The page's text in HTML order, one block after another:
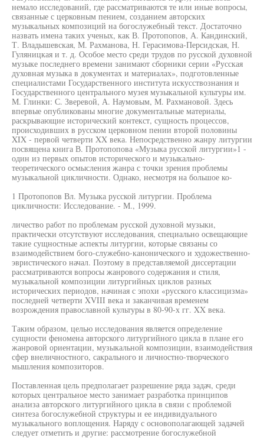
немало исследований, где рассматриваются те или иные вопросы,
связанные с церковным пением, созданием авторских
музыкальных композиций на богослужебный текст. Достаточно
назвать имена таких ученых, как В. Протопопов, А. Кандинский,
Т. Владышевская, М. Рахманова, Н. Герасимова-Персидская, Н.
Гуляницкая и т. д. Особое место среди трудов по русской духовной
музыке последнего времени занимают сборники серии «Русская
духовная музыка в документах и материалах», подготовленные
специалистами Государственного института искусствознания и
Государственного центрального музея музыкальной культуры им.
М. Глинки: С. Зверевой, А. Наумовым, М. Рахмановой. Здесь
впервые опубликованы многие документальные материалы,
раскрывающие исторический контекст, сущность процессов,
происходивших в русском церковном пении второй половины
XIX - первой четверти XX века. Непосредственно жанру литургии
посвящена книга В. Протопопова «Музыка русской литургии»1 -
один из первых опытов исторического и музыкально-
теоретического осмысления жанра с точки зрения проблемы
музыкальной цикличности. Однако, несмотря на большое ко-
1 Протопопов Вл. Музыка русской литургии. Проблема
цикличности: Исследование. - М., 1999.
личество работ по проблемам русской духовной музыки,
практически отсутствуют исследования, специально освещающие
такие сущностные аспекты литургии, которые связаны со
взаимодействием бого-служебно-канонического и художественно-
эвристического начал. Поэтому в представляемой диссертации
рассматриваются вопросы жанрового содержания и стиля,
музыкальной композиции литургийных циклов разных
исторических периодов, начиная с эпохи «русского классицизма»
последней четверти XVIII века и заканчивая временем
возрождения православной культуры в 80-90-х гг. XX века.
Таким образом, целью исследования является определение
сущности феномена авторского литургийного цикла в плане его
жанровой ориентации, музыкальной композиции, взаимодействия
сфер внеличностного, сакрального и личностно-творческого
мышления композиторов.
Поставленная цель предполагает разрешение ряда задач, среди
которых центральное место занимает разработка принципов
анализа авторского литургийного цикла в связи с проблемой
синтеза богослужебной структуры и ее индивидуального
музыкального воплощения. Наряду с основополагающей задачей
следует отметить и другие: рассмотрение богослужебной